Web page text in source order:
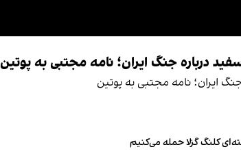
درباره جنگ ایران؛ نامه مجتبی به پوتین
ایران؛ نامه مجتبی به پوتین
کلنگ گزلا حمله می‌کنیم